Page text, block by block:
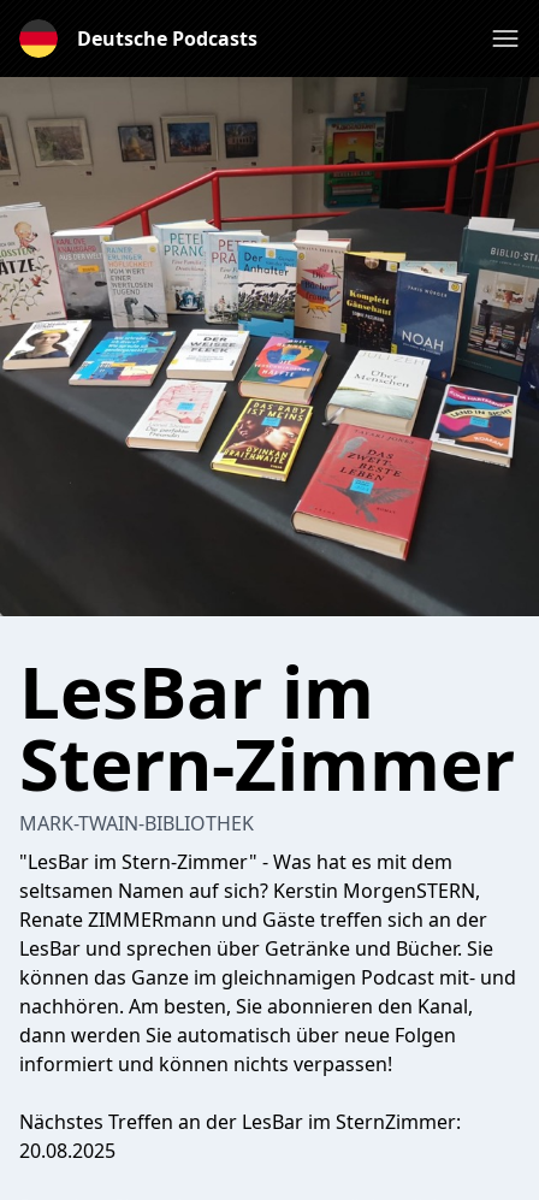
Deutsche Podcasts
LesBar im
Stern-Zimmer
MARK-TWAIN-BIBLIOTHEK
"LesBar im Stern-Zimmer" - Was hat es mit dem
seltsamen Namen auf sich? Kerstin MorgenSTERN,
Renate ZIMMERmann und Gäste treffen sich an der
LesBar und sprechen über Getränke und Bücher. Sie
können das Ganze im gleichnamigen Podcast mit- und
nachhören. Am besten, Sie abonnieren den Kanal,
dann werden Sie automatisch über neue Folgen
informiert und können nichts verpassen!
Nächstes Treffen an der LesBar im SternZimmer:
20.08.2025